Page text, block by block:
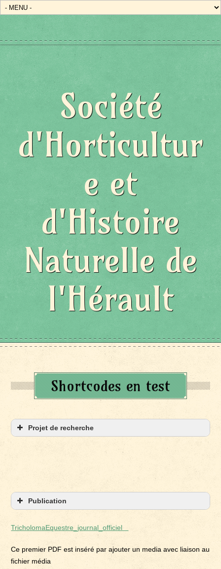
Société
d'Horticultur
e et
d'Histoire
Naturelle de
l'Hérault
Shortcodes en test
Projet de recherche
Publication
TricholomaEquestre_journal_officiel
Ce premier PDF est inséré par ajouter un media avec liaison au
fichier média